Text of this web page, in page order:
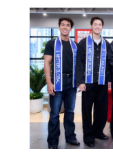
ธุรกิจได้จริง ทรู คอ
กับ มหาวิทยาลัยศรี